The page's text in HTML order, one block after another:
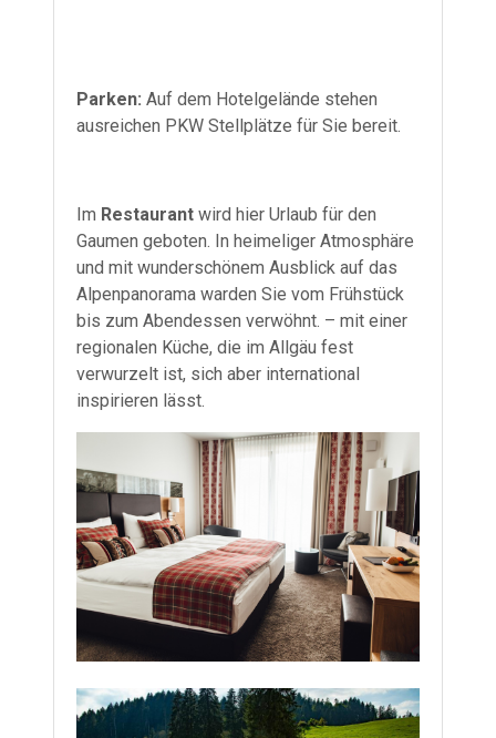
Parken: Auf dem Hotelgelände stehen
ausreichen PKW Stellplätze für Sie bereit.
Im Restaurant wird hier Urlaub für den
Gaumen geboten. In heimeliger Atmosphäre
und mit wunderschönem Ausblick auf das
Alpenpanorama warden Sie vom Frühstück
bis zum Abendessen verwöhnt. – mit einer
regionalen Küche, die im Allgäu fest
verwurzelt ist, sich aber international
inspirieren lässt.